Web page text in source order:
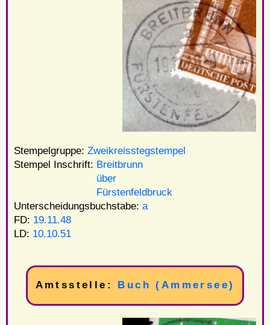
Stempelgruppe: Zweikreisstegstempel
Stempel Inschrift: Breitbrunn
über
Fürstenfeldbruck
Unterscheidungsbuchstabe: a
FD: 19.11.48
LD: 10.10.51
Amtsstelle: Buch (Ammersee)